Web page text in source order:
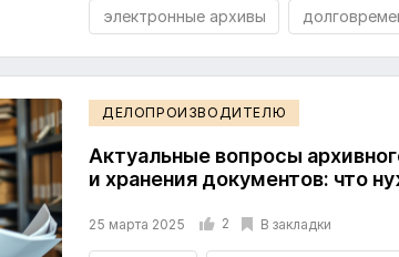
электронные архивы
ДЕЛОПРОИЗВОДИТЕЛЮ
Актуальные вопросы
и хранения документов: что
25 марта 2025 2 В закладки